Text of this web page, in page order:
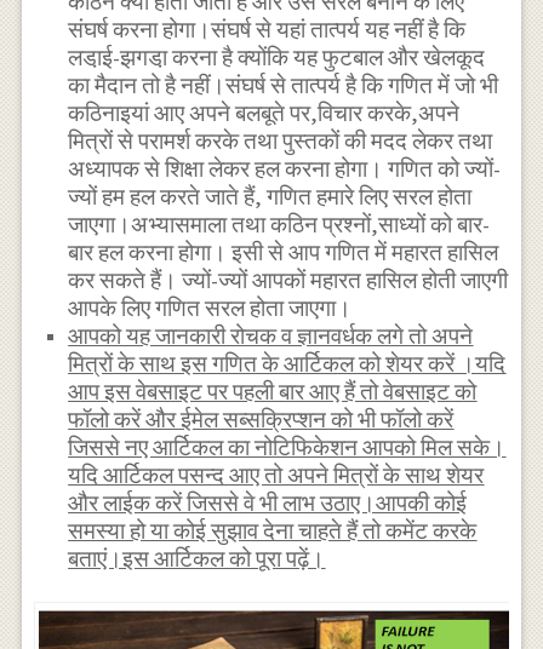
संघर्ष करना होगा।संघर्ष से यहां तात्पर्य यह नहीं है कि
लडा़ई-झगडा़ करना है क्योंकि यह फुटबाल और खेलकूद
का मैदान तो है नहीं।संघर्ष से तात्पर्य है कि गणित में जो भी
कठिनाइयां आए अपने बलबूते पर,विचार करके,अपने
मित्रों से परामर्श करके तथा पुस्तकों की मदद लेकर तथा
अध्यापक से शिक्षा लेकर हल करना होगा। गणित को ज्यों-
ज्यों हम हल करते जाते हैं, गणित हमारे लिए सरल होता
जाएगा।अभ्यासमाला तथा कठिन प्रश्नों,साध्यों को बार-
बार हल करना होगा। इसी से आप गणित में महारत हासिल
कर सकते हैं। ज्यों-ज्यों आपकों महारत हासिल होती जाएगी
आपके लिए गणित सरल होता जाएगा।
आपको यह जानकारी रोचक व ज्ञानवर्धक लगे तो अपने
मित्रों के साथ इस गणित के आर्टिकल को शेयर करें ।यदि
आप इस वेबसाइट पर पहली बार आए हैं तो वेबसाइट को
फॉलो करें और ईमेल सब्सक्रिप्शन को भी फॉलो करें
जिससे नए आर्टिकल का नोटिफिकेशन आपको मिल सके।
यदि आर्टिकल पसन्द आए तो अपने मित्रों के साथ शेयर
और लाईक करें जिससे वे भी लाभ उठाए।आपकी कोई
समस्या हो या कोई सुझाव देना चाहते हैं तो कमेंट करके
बताएं।इस आर्टिकल को पूरा पढ़ें।